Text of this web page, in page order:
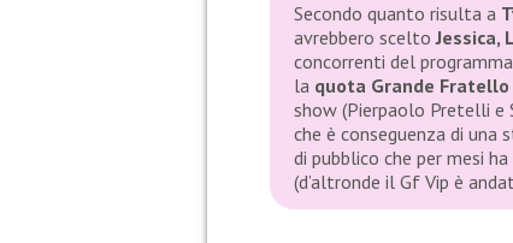
Secondo quanto risulta a
avrebbero sceltoJessica,
concorrenti del
la quota Grande Fratello
show (Pierpaolo Pretelli e
che è conseguenza di una
di pubblico che per mesi
(d’altronde il Gf Vip è